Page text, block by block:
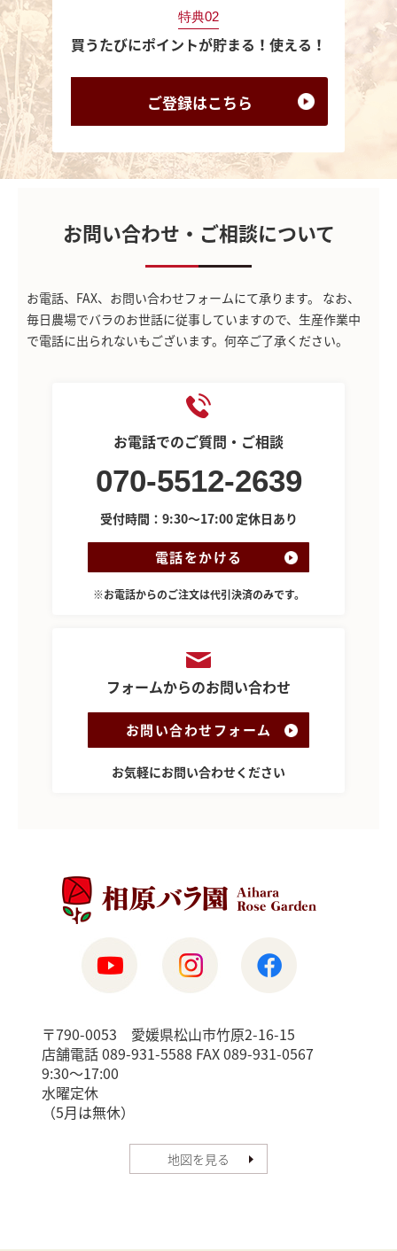
特典02
買うたびにポイントが貯まる！使える！
ご登録はこちら
お問い合わせ・ご相談について
お電話、FAX、お問い合わせフォームにて承ります。
なお、
毎日農場でバラのお世話に従事していますので、生産作業中
で電話に出られないもございます。何卒ご了承ください。
お電話でのご質問・ご相談
070-5512-2639
受付時間：9:30～17:00 定休日あり
電話をかける
※お電話からのご注文は代引決済のみです。
フォームからのお問い合わせ
お問い合わせフォーム
お気軽にお問い合わせください
〒790-0053 愛媛県松山市竹原2-16-15
店舗電話 089-931-5588 FAX 089-931-0567
9:30〜17:00
水曜定休
（5月は無休）
地図を見る